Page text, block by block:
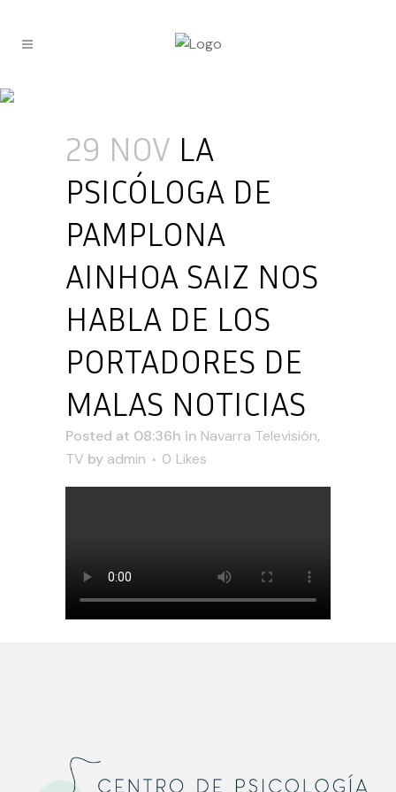
29 NOV LA
PSICÓLOGA DE
PAMPLONA
AINHOA SAIZ NOS
HABLA DE LOS
PORTADORES DE
MALAS NOTICIAS
Posted at 08:36h in Navarra Televisión,
TV by admin 0 Likes